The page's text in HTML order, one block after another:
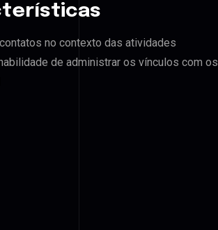
no contexto das atividades
de administrar os vínculos com os